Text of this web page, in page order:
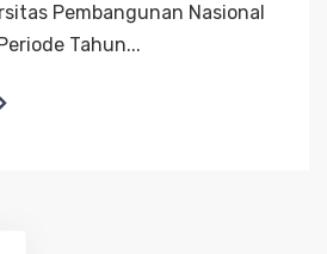
Pembangunan Nasional
Tahun...